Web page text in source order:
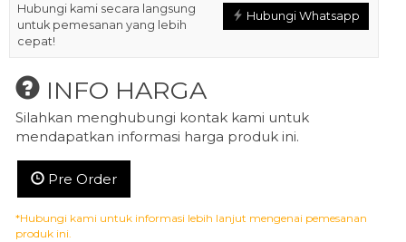
Hubungi Whatsapp
Hubungi kami secara langsung
untuk pemesanan yang lebih
cepat!
INFO HARGA
Silahkan menghubungi kontak kami untuk
mendapatkan informasi harga produk ini.
Pre Order
*Hubungi kami untuk informasi lebih lanjut mengenai pemesanan
produk ini.